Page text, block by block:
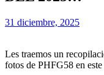
31 diciembre, 2025
Les traemos un
fotos de PHFG58 en